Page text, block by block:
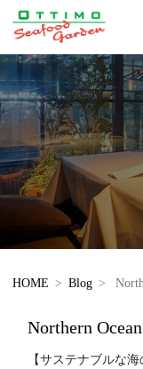
HOME Blog
Northern
【サステナブルな